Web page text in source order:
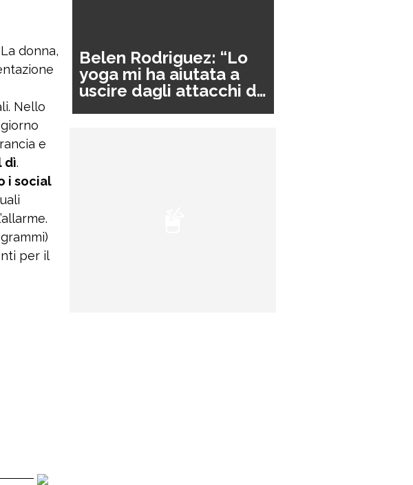
donna,
Nello
e
dì.
i social
per il
Belen Rodriguez: “Lo
yoga mi ha aiutata a
uscire dagli attacchi di